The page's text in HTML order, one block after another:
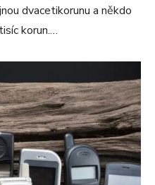
dvacetikorunu a někdo
korun.…